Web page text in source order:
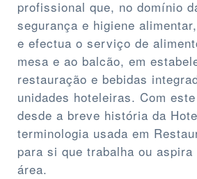
profissional que, no domínio
segurança e higiene
e efectua o serviço de
mesa e ao balcão, em
restauração e bebidas
unidades hoteleiras. Com
desde a breve história da
terminologia usada em
para si que trabalha ou
área.